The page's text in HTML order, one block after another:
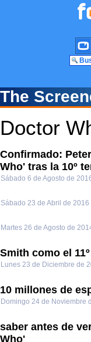
The
Doctor
Confirmado:
Who' tras la 10º
Sábado 6 de Agosto de
Sábado 23 de Abril de 2016
Martes 26 de Agosto de
Smith como el
Lunes 23 de Diciembre de
10 millones de
Domingo 24 de Noviembre
saber antes de
Who'